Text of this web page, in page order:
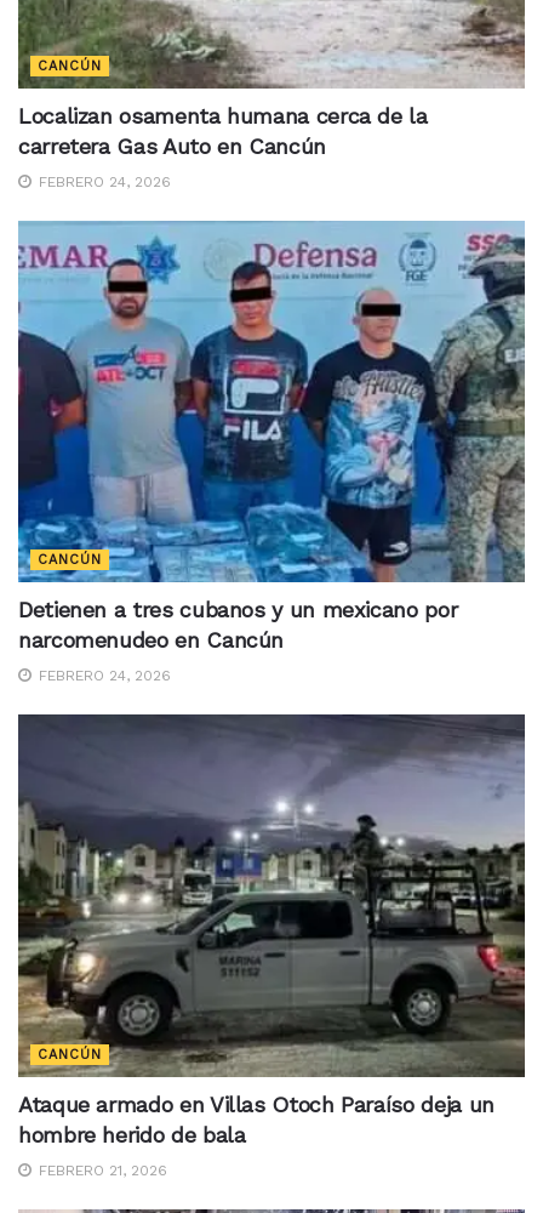
CANCÚN
Localizan osamenta humana cerca de la
carretera Gas Auto en Cancún
FEBRERO 24, 2026
CANCÚN
Detienen a tres cubanos y un mexicano por
narcomenudeo en Cancún
FEBRERO 24, 2026
CANCÚN
Ataque armado en Villas Otoch Paraíso deja un
hombre herido de bala
FEBRERO 21, 2026